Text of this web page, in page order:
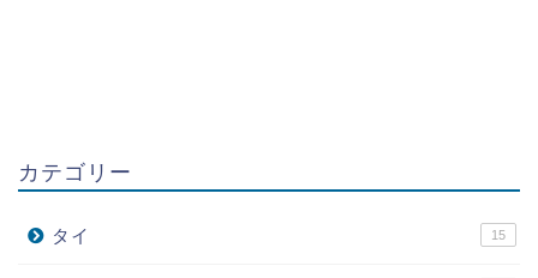
カテゴリー
タイ 15